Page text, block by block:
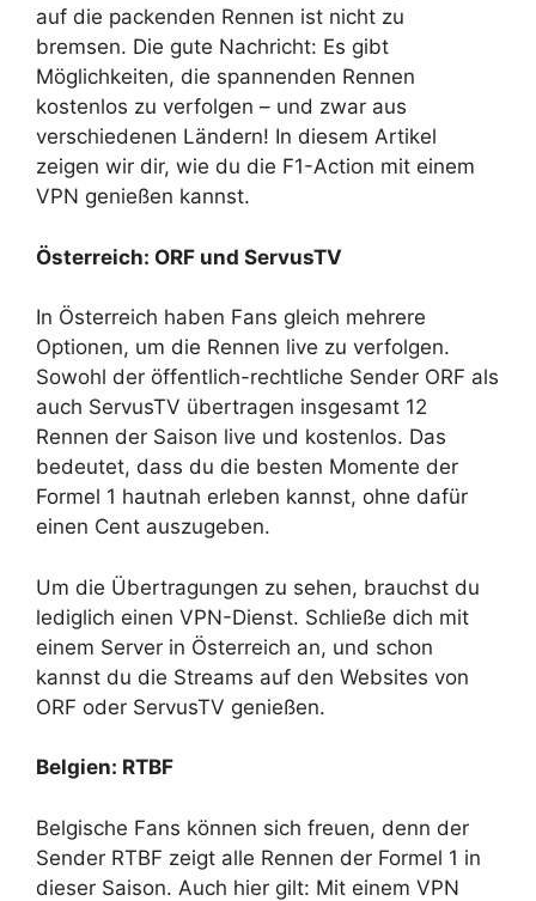
auf die packenden Rennen ist nicht zu
bremsen. Die gute Nachricht: Es gibt
Möglichkeiten, die spannenden Rennen
kostenlos zu verfolgen – und zwar aus
verschiedenen Ländern! In diesem Artikel
zeigen wir dir, wie du die F1-Action mit einem
VPN genießen kannst.
Österreich: ORF und ServusTV
In Österreich haben Fans gleich mehrere
Optionen, um die Rennen live zu verfolgen.
Sowohl der öffentlich-rechtliche Sender ORF als
auch ServusTV übertragen insgesamt 12
Rennen der Saison live und kostenlos. Das
bedeutet, dass du die besten Momente der
Formel 1 hautnah erleben kannst, ohne dafür
einen Cent auszugeben.
Um die Übertragungen zu sehen, brauchst du
lediglich einen VPN-Dienst. Schließe dich mit
einem Server in Österreich an, und schon
kannst du die Streams auf den Websites von
ORF oder ServusTV genießen.
Belgien: RTBF
Belgische Fans können sich freuen, denn der
Sender RTBF zeigt alle Rennen der Formel 1 in
dieser Saison. Auch hier gilt: Mit einem VPN